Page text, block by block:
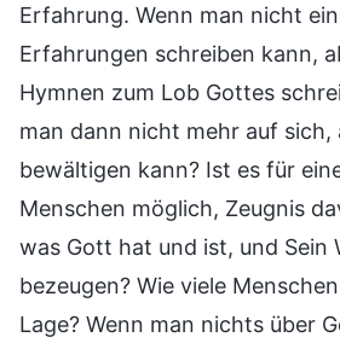
Erfahrung. Wenn man nicht
Erfahrungen schreiben kann,
Hymnen zum Lob Gottes
man dann nicht mehr auf sich,
bewältigen kann? Ist es für
Menschen möglich, Zeugnis
was Gott hat und ist, und Sein
bezeugen? Wie viele
Lage? Wenn man nichts über